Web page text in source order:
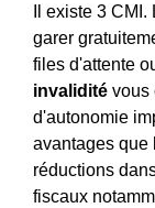
Il existe 3 CMI.
garer
files d'attente
invalidité vous
d'autonomie
avantages que
réductions
fiscaux